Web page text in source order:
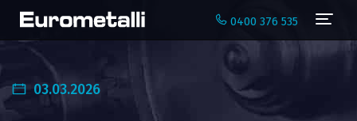
0400 376 535
03.03.2026